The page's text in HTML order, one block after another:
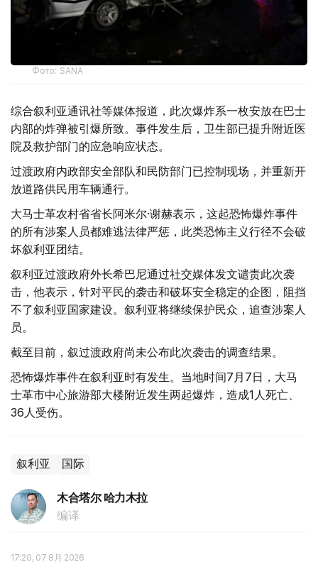
Фото: SANA
综合叙利亚通讯社等媒体报道，此次爆炸系一枚安放在巴士
内部的炸弹被引爆所致。事件发生后，卫生部已提升附近医
院及救护部门的应急响应状态。
过渡政府内政部安全部队和民防部门已控制现场，并重新开
放道路供民用车辆通行。
大马士革农村省省长阿米尔·谢赫表示，这起恐怖爆炸事件
的所有涉案人员都难逃法律严惩，此类恐怖主义行径不会破
坏叙利亚团结。
叙利亚过渡政府外长希巴尼通过社交媒体发文谴责此次袭
击，他表示，针对平民的袭击和破坏安全稳定的企图，阻挡
不了叙利亚国家建设。叙利亚将继续保护民众，追查涉案人
员。
截至目前，叙过渡政府尚未公布此次袭击的调查结果。
恐怖爆炸事件在叙利亚时有发生。当地时间7月7日，大马
士革市中心旅游部大楼附近发生两起爆炸，造成1人死亡、
36人受伤。
叙利亚 国际
木合塔尔 哈力木拉
编译
17:20, 07 8月 2026